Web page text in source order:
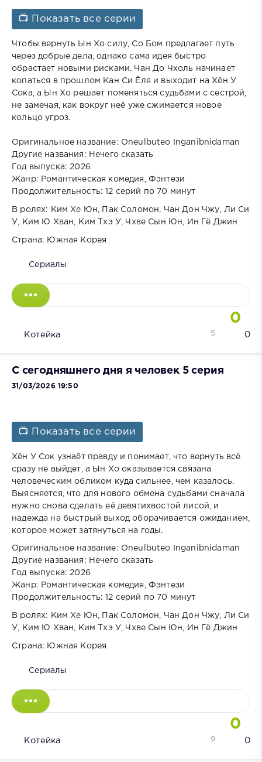
📺 Показать все серии
Чтобы вернуть Ын Хо силу, Со Бом предлагает путь
через добрые дела, однако сама идея быстро
обрастает новыми рисками. Чан До Чхоль начинает
копаться в прошлом Кан Си Ёля и выходит на Хён У
Сока, а Ын Хо решает поменяться судьбами с сестрой,
не замечая, как вокруг неё уже сжимается новое
кольцо угроз.
Оригинальное название: Oneulbuteo Inganibnidaman
Другие названия: Нечего сказать
Год выпуска: 2026
Жанр: Романтическая комедия, Фэнтези
Продолжительность: 12 серий по 70 минут
В ролях: Ким Хе Юн, Пак Соломон, Чан Дон Чжу, Ли Си
У, Ким Ю Хван, Ким Тхэ У, Чхве Сын Юн, Ин Гё Джин
Страна: Южная Корея
Сериалы
0
Котейка 0
5
С сегодняшнего дня я человек 5 серия
31/03/2026 19:50
📺 Показать все серии
Хён У Сок узнаёт правду и понимает, что вернуть всё
сразу не выйдет, а Ын Хо оказывается связана
человеческим обликом куда сильнее, чем казалось.
Выясняется, что для нового обмена судьбами сначала
нужно снова сделать её девятихвостой лисой, и
надежда на быстрый выход оборачивается ожиданием,
которое может затянуться на годы.
Оригинальное название: Oneulbuteo Inganibnidaman
Другие названия: Нечего сказать
Год выпуска: 2026
Жанр: Романтическая комедия, Фэнтези
Продолжительность: 12 серий по 70 минут
В ролях: Ким Хе Юн, Пак Соломон, Чан Дон Чжу, Ли Си
У, Ким Ю Хван, Ким Тхэ У, Чхве Сын Юн, Ин Гё Джин
Страна: Южная Корея
Сериалы
0
Котейка 0
9